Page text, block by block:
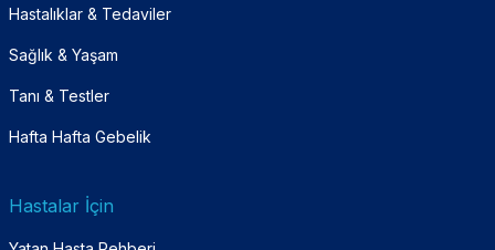
Hastalıklar & Tedaviler
Sağlık & Yaşam
Tanı & Testler
Hafta Hafta Gebelik
Hastalar İçin